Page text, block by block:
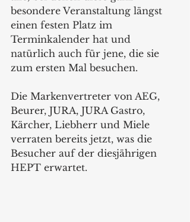
besondere Veranstaltung längst
einen festen Platz im
Terminkalender hat und
natürlich auch für jene, die sie
zum ersten Mal besuchen.
Die Markenvertreter von AEG,
Beurer, JURA, JURA Gastro,
Kärcher, Liebherr und Miele
verraten bereits jetzt, was die
Besucher auf der diesjährigen
HEPT erwartet.